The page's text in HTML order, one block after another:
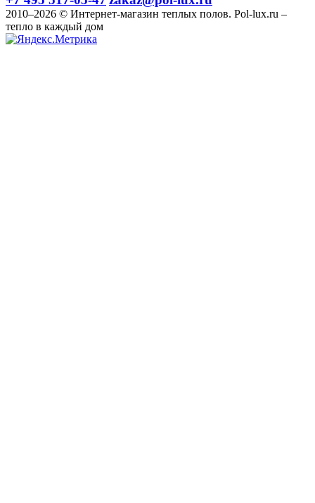
2010–2026 © Интернет-магазин теплых полов. Pol-lux.ru –
тепло в каждый дом